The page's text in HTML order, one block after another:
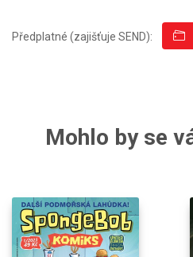
Předplatné (zajišťuje SEND):
Mohlo by se